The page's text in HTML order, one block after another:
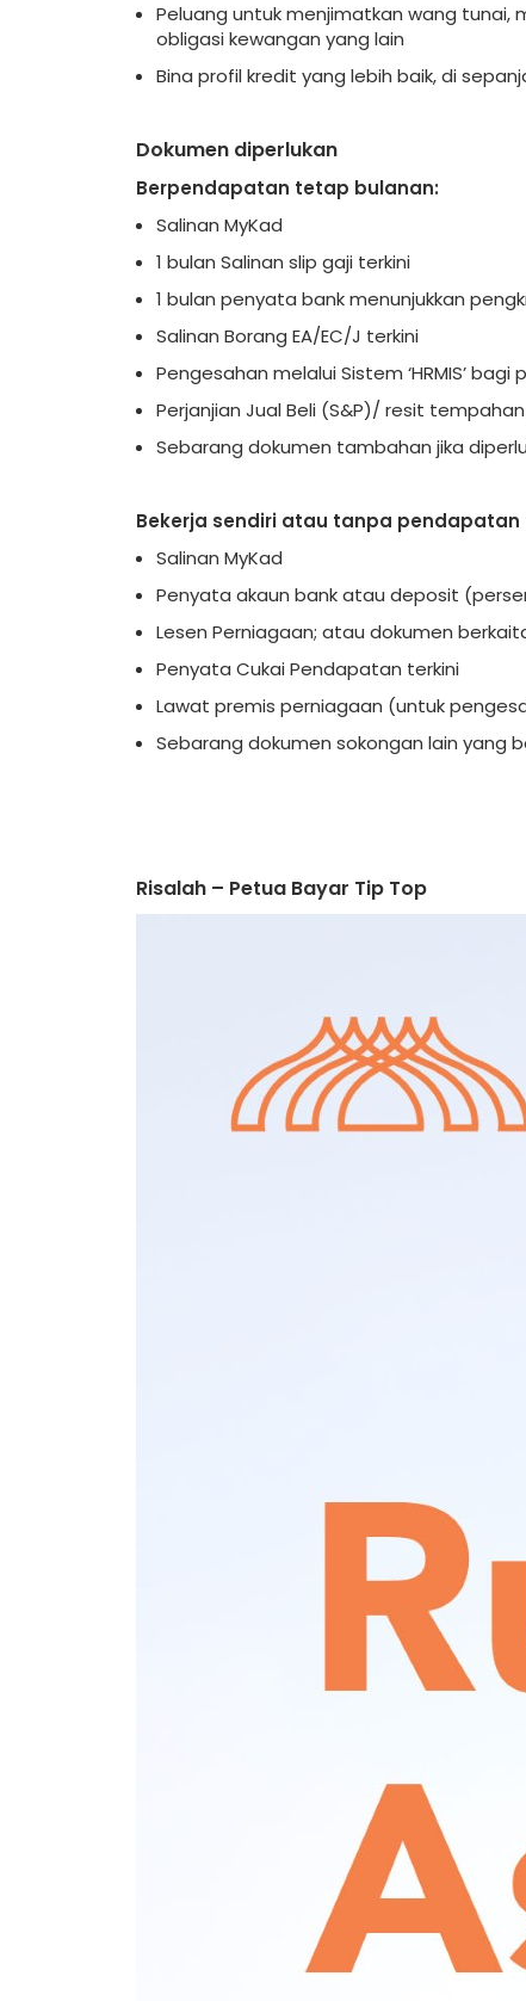
Peluang untuk menjimatkan wang
obligasi kewangan yang lain
Bina profil kredit yang lebih baik, di
Dokumen diperlukan
Berpendapatan tetap bulanan:
Salinan MyKad
1 bulan Salinan slip gaji terkini
1 bulan penyata bank menunjukkan
Salinan Borang EA/EC/J terkini
Pengesahan melalui Sistem ‘HRMIS’
Perjanjian Jual Beli (S&P)/ resit
Sebarang dokumen tambahan jika
Bekerja sendiri atau tanpa
Salinan MyKad
Penyata akaun bank atau deposit
Lesen Perniagaan; atau dokumen
Penyata Cukai Pendapatan terkini
Lawat premis perniagaan (untuk
Sebarang dokumen sokongan lain yang
Risalah – Petua Bayar Tip Top